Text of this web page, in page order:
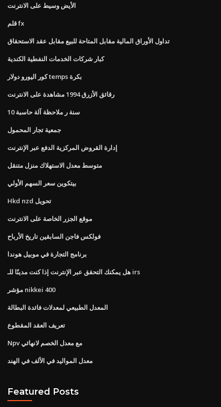
الأيض وسيط على الانترنت
قلم fx
تداول الأوراق المالية مقابل المتاحة للبيع مقابل عقد الاستحقاق
كبار شركات الخدمات النفطية الكندية
كور اليورو دولار temps بكرة
رقائق الأزرق 1994 مشاهدة على الانترنت
10 سنة ر ملاحظة آلة حاسبة
جمعية تجار المحمول
إدارة القروض المركزية الدفع عبر الإنترنت
متوسط ​​معدل الاستهلاك منزل متنقل
بيتكوين سعر السهم الأولي
Hkd nzd تحويل
موقع الجزر الخاصة على الانترنت
فولكس فاجن السابقين تاريخ الأرباح
برنامج التجارة في موبيل هوندا
هل يمكنك التحقق عبر الإنترنت إذا كنت مدينًا للـ irs
مؤشر nikkei 400
المعدل الطبيعي لمعدلات فائدة البطالة
تعريف العقد المقطوع
Npv مع معدل الخصم لانهائي
معدل المواليد في الألف في الهند
Featured Posts